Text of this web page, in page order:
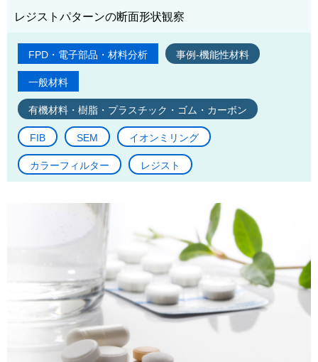
レジストパターンの断面形状観察
FPD・電子部品・材料分析 事例-機能性材料
一般材料
有機材料・樹脂・プラスチック・ゴム・カーボン
FIB SEM イオンミリング
カラーフィルター レジスト